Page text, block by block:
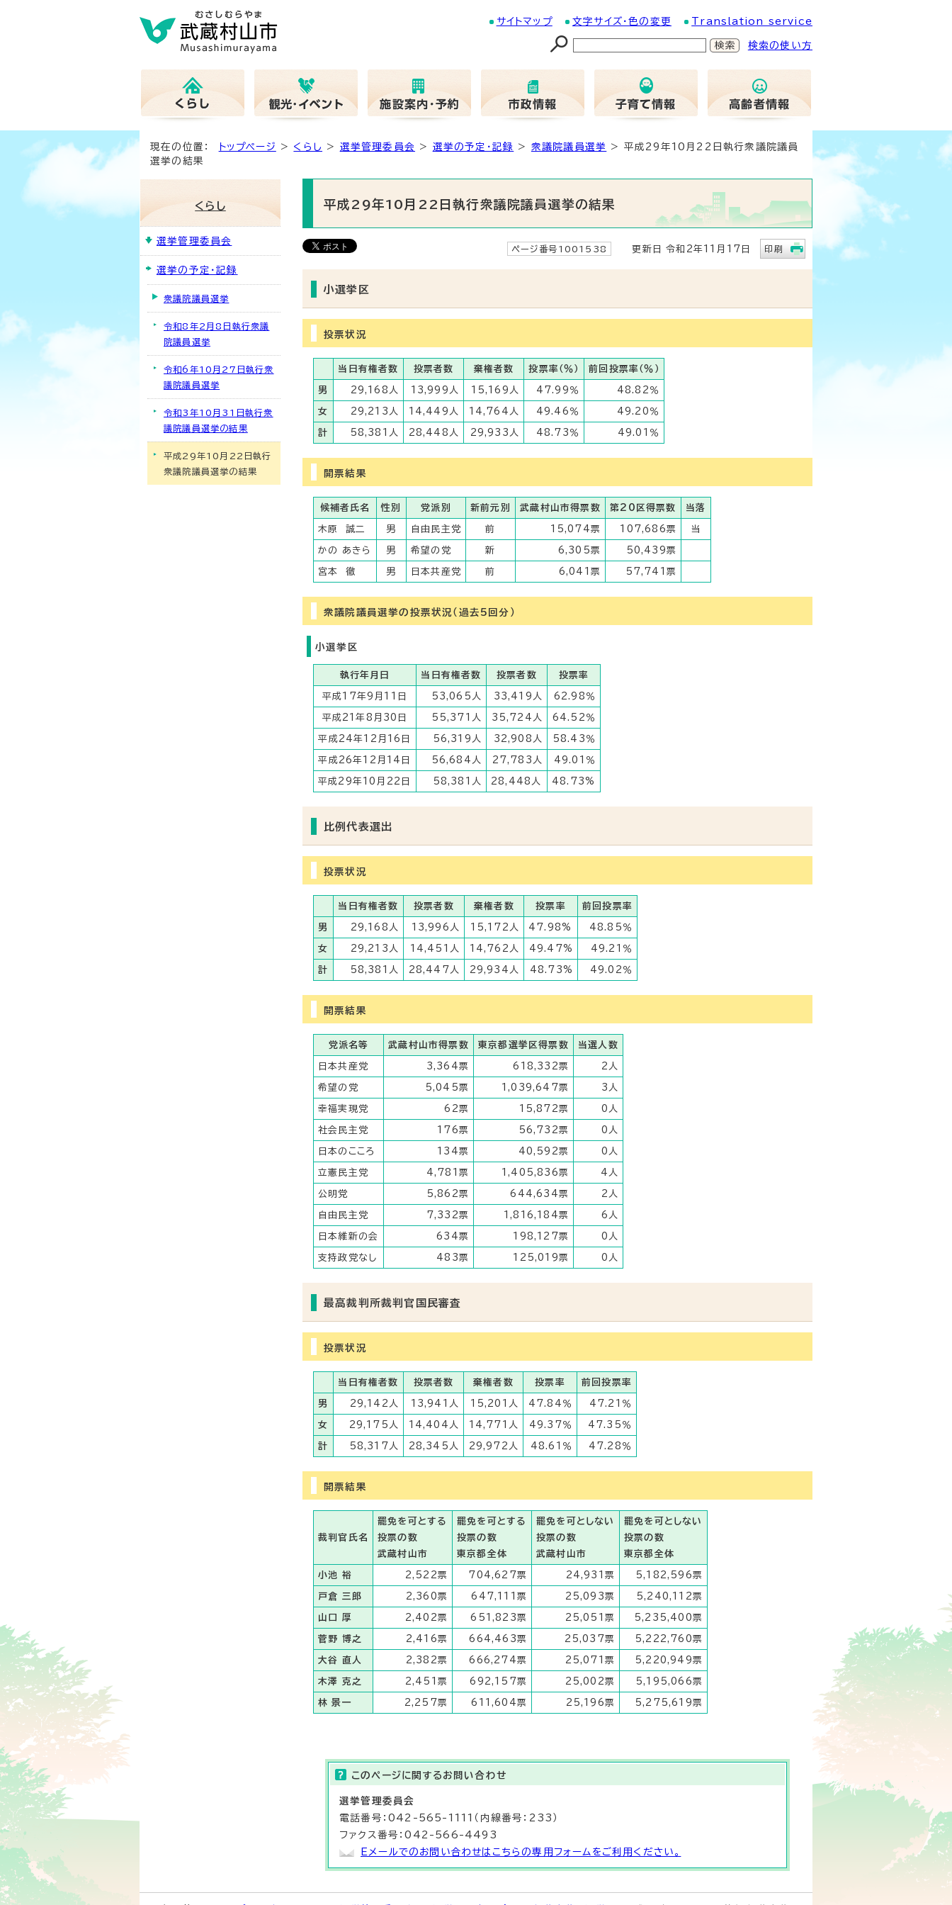
サイトマップ 文字サイズ・色の変更 Translation service
検索の使い方
現在の位置： トップページ > くらし > 選挙管理委員会 > 選挙の予定・記録 > 衆議院議員選挙
> 平成29年10月22日執行衆議院議員
選挙の結果
平成29年10月22日執行衆議院議員選挙の結果
ページ番号1001538 更新日 令和2年11月17日 印刷
小選挙区
投票状況
当日有権者数 投票者数 棄権者数 投票率（％） 前回投票率（％）
男 29,168人 13,999人 15,169人 47.99％ 48.82％
女 29,213人 14,449人 14,764人 49.46％ 49.20％
計 58,381人 28,448人 29,933人 48.73％ 49.01％
開票結果
候補者氏名 性別 党派別 新前元別 武蔵村山市得票数 第20区得票数 当落
木原 誠二 男 自由民主党 前 15,074票 107,686票 当
かの あきら 男 希望の党 新 6,305票 50,439票
宮本 徹 男 日本共産党 前 6,041票 57,741票
衆議院議員選挙の投票状況（過去5回分）
小選挙区
執行年月日 当日有権者数 投票者数 投票率
平成17年9月11日 53,065人 33,419人 62.98％
平成21年8月30日 55,371人 35,724人 64.52％
平成24年12月16日 56,319人 32,908人 58.43％
平成26年12月14日 56,684人 27,783人 49.01％
平成29年10月22日 58,381人 28,448人 48.73%
比例代表選出
投票状況
当日有権者数 投票者数 棄権者数 投票率 前回投票率
男 29,168人 13,996人 15,172人 47.98% 48.85％
女 29,213人 14,451人 14,762人 49.47% 49.21％
計 58,381人 28,447人 29,934人 48.73% 49.02％
開票結果
党派名等 武蔵村山市得票数 東京都選挙区得票数 当選人数
日本共産党 3,364票 618,332票 2人
希望の党 5,045票 1,039,647票 3人
幸福実現党 62票 15,872票 0人
社会民主党 176票 56,732票 0人
日本のこころ 134票 40,592票 0人
立憲民主党 4,781票 1,405,836票 4人
公明党 5,862票 644,634票 2人
自由民主党 7,332票 1,816,184票 6人
日本維新の会 634票 198,127票 0人
支持政党なし 483票 125,019票 0人
最高裁判所裁判官国民審査
投票状況
当日有権者数 投票者数 棄権者数 投票率 前回投票率
男 29,142人 13,941人 15,201人 47.84％ 47.21％
女 29,175人 14,404人 14,771人 49.37％ 47.35％
計 58,317人 28,345人 29,972人 48.61％ 47.28％
開票結果
裁判官氏名
罷免を可とする
投票の数
武蔵村山市
罷免を可とする
投票の数
東京都全体
罷免を可としない
投票の数
武蔵村山市
罷免を可としない
投票の数
東京都全体
小池 裕 2,522票 704,627票 24,931票 5,182,596票
戸倉 三郎 2,360票 647,111票 25,093票 5,240,112票
山口 厚 2,402票 651,823票 25,051票 5,235,400票
菅野 博之 2,416票 664,463票 25,037票 5,222,760票
大谷 直人 2,382票 666,274票 25,071票 5,220,949票
木澤 克之 2,451票 692,157票 25,002票 5,195,066票
林 景一 2,257票 611,604票 25,196票 5,275,619票
このページに関する お問い合わせ
選挙管理委員会
電話番号：042-565-1111（内線番号：233）
ファクス番号：042-566-4493
Eメールでのお問い合わせはこちらの専用フォームをご利用ください。
くらし
選挙管理委員会
選挙の予定・記録
衆議院議員選挙
令和8年2月8日執行衆議
院議員選挙
令和6年10月27日執行衆
議院議員選挙
令和3年10月31日執行衆
議院議員選挙の結果
平成29年10月22日執行
衆議院議員選挙の結果